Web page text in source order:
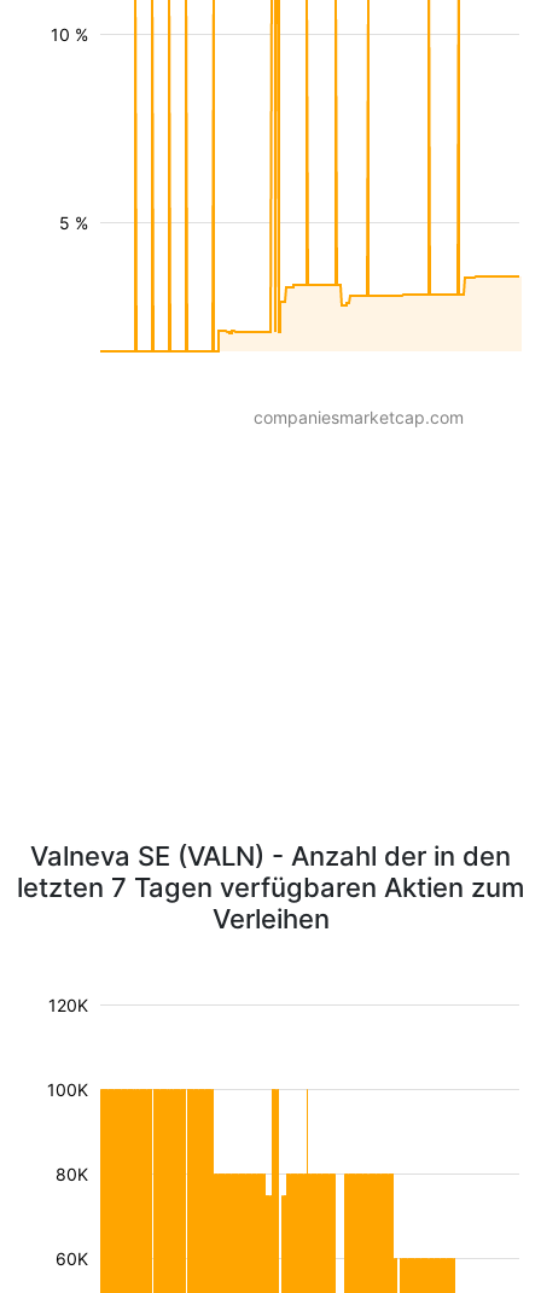
5 %
10 %
companiesmarketcap.com
Valneva SE (VALN) - Anzahl der in den
letzten 7 Tagen verfügbaren Aktien zum
Verleihen
60K
80K
100K
120K